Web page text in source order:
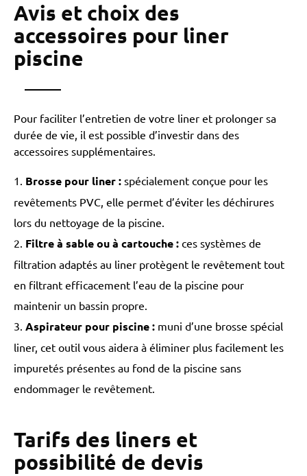
Avis et choix des
accessoires pour liner
piscine
Pour faciliter l’entretien de votre liner et prolonger sa
durée de vie, il est possible d’investir dans des
accessoires supplémentaires.
Brosse pour liner : spécialement conçue pour les
revêtements PVC, elle permet d’éviter les déchirures
lors du nettoyage de la piscine.
Filtre à sable ou à cartouche : ces systèmes de
filtration adaptés au liner protègent le revêtement tout
en filtrant efficacement l’eau de la piscine pour
maintenir un bassin propre.
Aspirateur pour piscine : muni d’une brosse spécial
liner, cet outil vous aidera à éliminer plus facilement les
impuretés présentes au fond de la piscine sans
endommager le revêtement.
Tarifs des liners et
possibilité de devis